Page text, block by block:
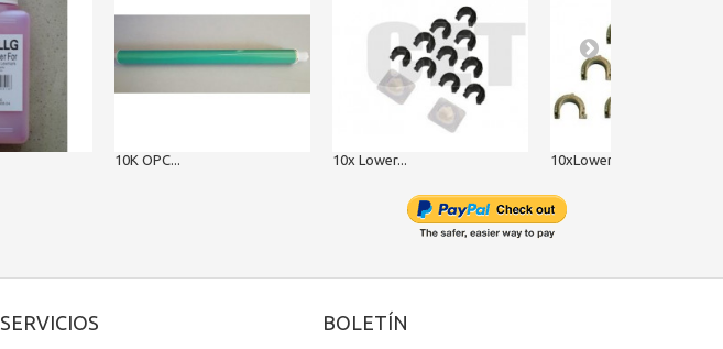
10K OPC... 10x Lower... 10xLower...
SERVICIOS BOLETÍN